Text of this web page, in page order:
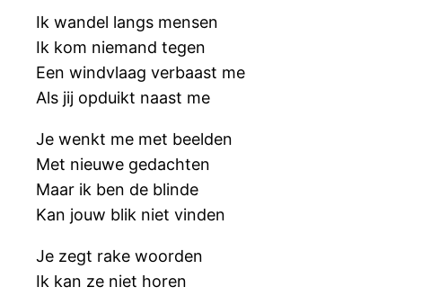
Ik wandel langs mensen
Ik kom niemand tegen
Een windvlaag verbaast me
Als jij opduikt naast me
Je wenkt me met beelden
Met nieuwe gedachten
Maar ik ben de blinde
Kan jouw blik niet vinden
Je zegt rake woorden
Ik kan ze niet horen